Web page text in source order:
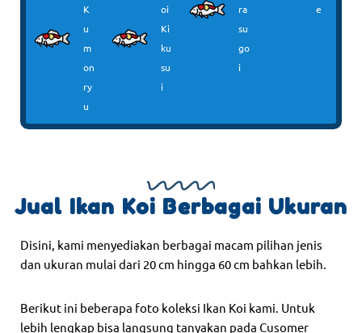
K
u
m
on
ry
u
oi
Ki
ku
su
i
ra
su
go
i
e
Jual Ikan Koi Berbagai Ukuran
Disini, kami menyediakan berbagai macam pilihan jenis
dan ukuran mulai dari 20 cm hingga 60 cm bahkan lebih.
Berikut ini beberapa foto koleksi Ikan Koi kami. Untuk
lebih lengkap bisa langsung tanyakan pada Cusomer